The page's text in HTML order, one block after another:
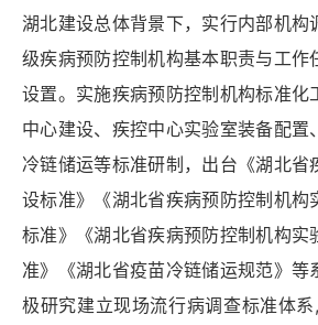
湖北建设总体背景下，实行内部机构
级疾病预防控制机构基本职责与工作
设置。实施疾病预防控制机构标准化
中心建设、疾控中心实验室装备配置
冷链储运等标准研制，出台《湖北省
设标准》《湖北省疾病预防控制机构
标准》《湖北省疾病预防控制机构实
准》《湖北省疫苗冷链储运规范》等
极研究建立现场流行病调查标准体系,